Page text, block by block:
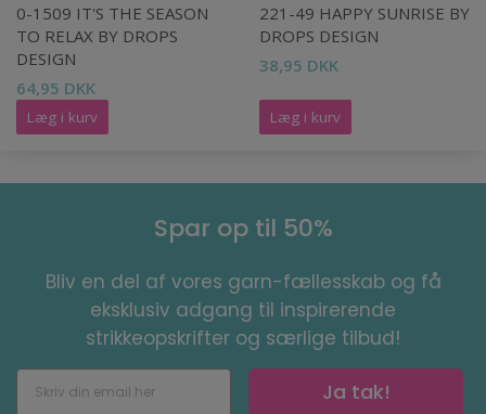
0-1509 IT'S THE SEASON
TO RELAX BY DROPS
DESIGN
64,95 DKK
Læg i kurv
221-49 HAPPY SUNRISE BY
DROPS DESIGN
38,95 DKK
Læg i kurv
Spar op til 50%
Bliv en del af vores garn-fællesskab og få
eksklusiv adgang til inspirerende
strikkeopskrifter og særlige tilbud!
Ja tak!